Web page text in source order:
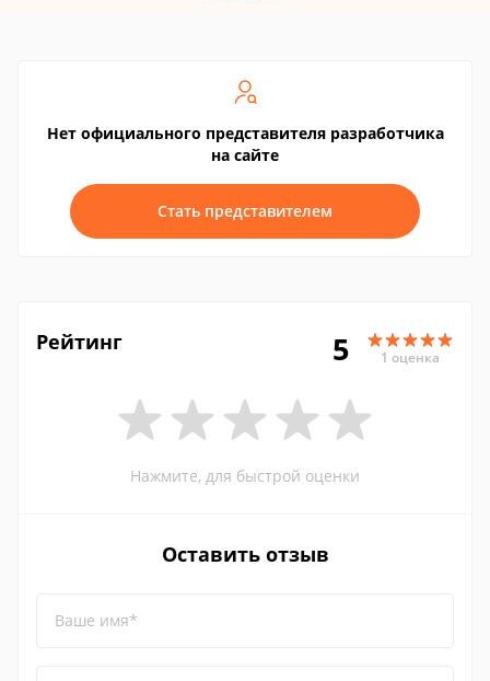
Нет официального представителя разработчика
на сайте
Стать представителем
Рейтинг 5 1 оценка
Нажмите, для быстрой оценки
Оставить отзыв
Ваше имя*